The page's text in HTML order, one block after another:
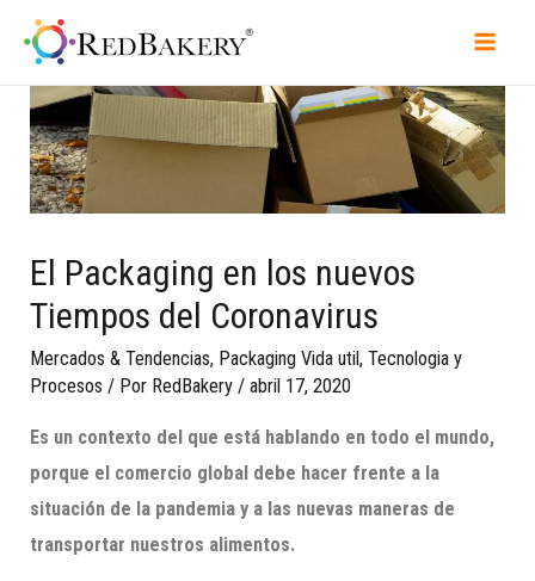
El Packaging en los nuevos
Tiempos del Coronavirus
Mercados & Tendencias, Packaging Vida util,Tecnologia y
Procesos / Por RedBakery /abril 17, 2020
Es un contexto del que está hablando en todo el mundo,
porque el comercio global debe hacer frente a la
situación de la pandemia y a las nuevas maneras de
transportar nuestros alimentos.